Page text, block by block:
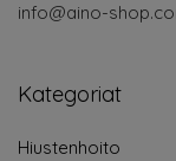
info@aino-
Kategoriat
Hiustenhoito